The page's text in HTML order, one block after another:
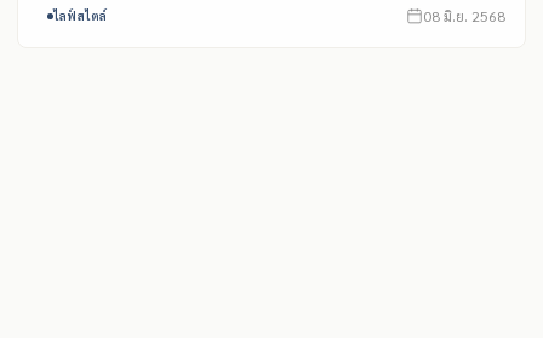
ไลฟ์สไตล์ 08 มิ.ย. 2568